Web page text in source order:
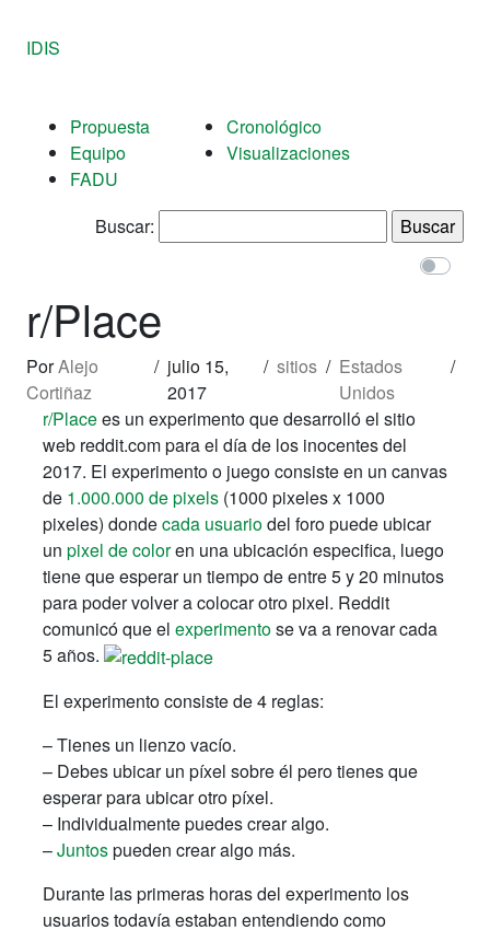
IDIS
Propuesta
Equipo
FADU
Cronológico
Visualizaciones
Buscar:
r/Place
PorAlejo
Cortiñaz
/ julio 15,
2017
/ sitios / Estados
Unidos
/
r/Placees un experimento que desarrolló el sitio
web reddit.com para el día de los inocentes del
2017. El experimento o juego consiste en un canvas
de 1.000.000 de pixels (1000 pixeles x 1000
pixeles) dondecada usuariodel foro puede ubicar
un pixel de coloren una ubicación especifica, luego
tiene que esperar un tiempo de entre 5 y 20 minutos
para poder volver a colocar otro pixel. Reddit
comunicó que el experimentose va a renovar cada
5 años.
El experimento consiste de 4 reglas:
– Tienes un lienzo vacío.
– Debes ubicar un píxel sobre él pero tienes que
esperar para ubicar otro píxel.
– Individualmente puedes crear algo.
–Juntospueden crear algo más.
Durante las primeras horas del experimento los
usuarios todavía estaban entendiendo como